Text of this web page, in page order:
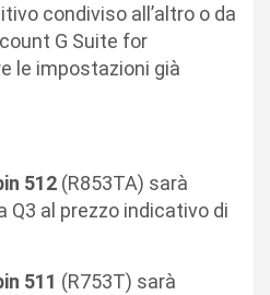
condiviso all’altro o da
G Suite for
le impostazioni già
512 (R853TA) sarà
Q3 al prezzo indicativo di
511 (R753T) sarà